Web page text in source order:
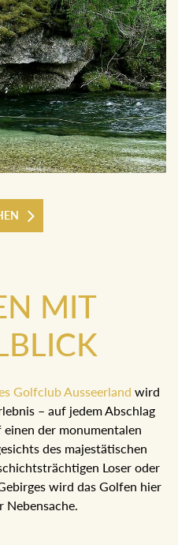
MIT
Golfclub Ausseerland wird
– auf jedem Abschlag
der monumentalen
des majestätischen
Loser oder
wird das Golfen hier
Nebensache.